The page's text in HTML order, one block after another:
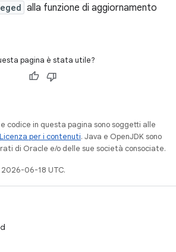
alla funzione di aggiornamento
pagina è stata utile?
codice in questa pagina sono soggetti alle
Licenza per i contenuti. Java e OpenJDK sono
di Oracle e/o delle sue società consociate.
06-18 UTC.